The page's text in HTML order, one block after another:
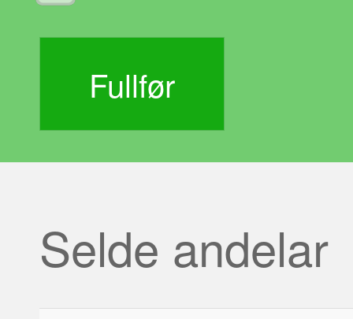
Selde andelar